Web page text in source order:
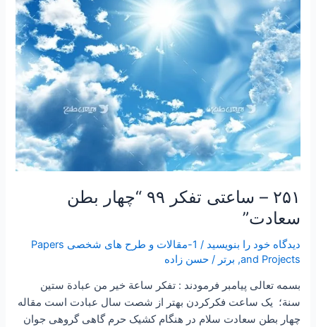
۲۵۱ – ساعتی تفکر ۹۹ “چهار بطن
سعادت”
دیدگاه‌ خود را بنویسید /
1-مقالات و طرح های شخصی Papers
and Projects
, برتر /حسن زاده
بسمه تعالی پیامبر فرمودند : تفكر ساعة خير من عبادة ستين
سنة؛ یک ساعت فکرکردن بهتر از شصت سال عبادت است مقاله
چهار بطن سعادت سلام در هنگام کشیک حرم گاهی گروهی جوان
سعادت”